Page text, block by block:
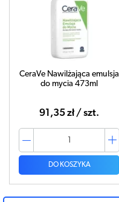
CeraVe Nawilżająca emulsja
do mycia 473ml
91,35 zł / szt.
DO KOSZYKA